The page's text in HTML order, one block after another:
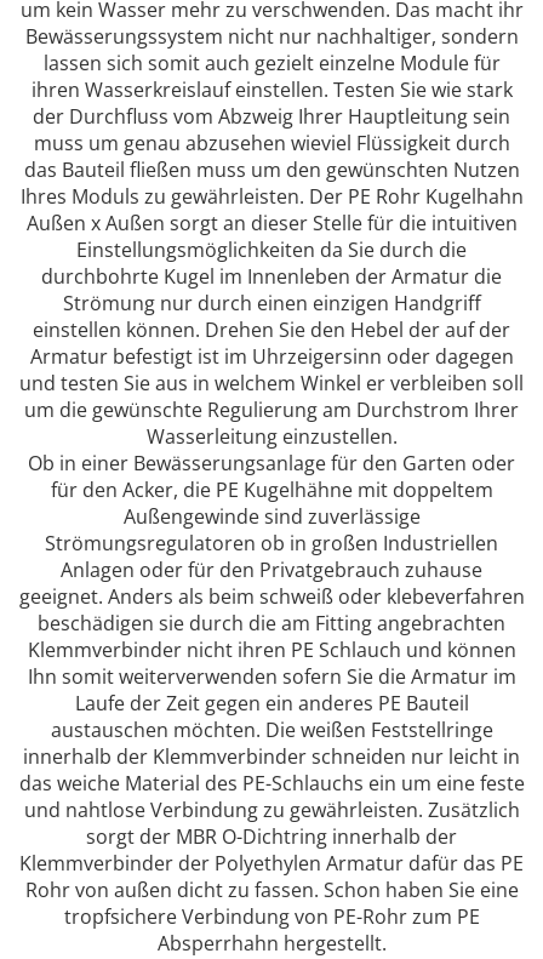
um kein Wasser mehr zu verschwenden. Das macht ihr
Bewässerungssystem nicht nur nachhaltiger, sondern
lassen sich somit auch gezielt einzelne Module für
ihren Wasserkreislauf einstellen. Testen Sie wie stark
der Durchfluss vom Abzweig Ihrer Hauptleitung sein
muss um genau abzusehen wieviel Flüssigkeit durch
das Bauteil fließen muss um den gewünschten Nutzen
Ihres Moduls zu gewährleisten. Der PE Rohr Kugelhahn
Außen x Außen sorgt an dieser Stelle für die intuitiven
Einstellungsmöglichkeiten da Sie durch die
durchbohrte Kugel im Innenleben der Armatur die
Strömung nur durch einen einzigen Handgriff
einstellen können. Drehen Sie den Hebel der auf der
Armatur befestigt ist im Uhrzeigersinn oder dagegen
und testen Sie aus in welchem Winkel er verbleiben soll
um die gewünschte Regulierung am Durchstrom Ihrer
Wasserleitung einzustellen.
Ob in einer Bewässerungsanlage für den Garten oder
für den Acker, die PE Kugelhähne mit doppeltem
Außengewinde sind zuverlässige
Strömungsregulatoren ob in großen Industriellen
Anlagen oder für den Privatgebrauch zuhause
geeignet. Anders als beim schweiß oder klebeverfahren
beschädigen sie durch die am Fitting angebrachten
Klemmverbinder nicht ihren PE Schlauch und können
Ihn somit weiterverwenden sofern Sie die Armatur im
Laufe der Zeit gegen ein anderes PE Bauteil
austauschen möchten. Die weißen Feststellringe
innerhalb der Klemmverbinder schneiden nur leicht in
das weiche Material des PE-Schlauchs ein um eine feste
und nahtlose Verbindung zu gewährleisten. Zusätzlich
sorgt der MBR O-Dichtring innerhalb der
Klemmverbinder der Polyethylen Armatur dafür das PE
Rohr von außen dicht zu fassen. Schon haben Sie eine
tropfsichere Verbindung von PE-Rohr zum PE
Absperrhahn hergestellt.